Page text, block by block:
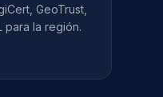
GeoTrust,
para la región.